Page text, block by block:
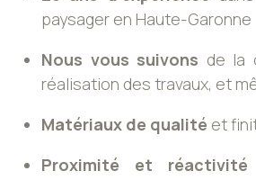
paysager en Haute-Garonne
Nous vous suivons de la
réalisation des travaux, et
Matériaux de qualité et
Proximité et réactivité